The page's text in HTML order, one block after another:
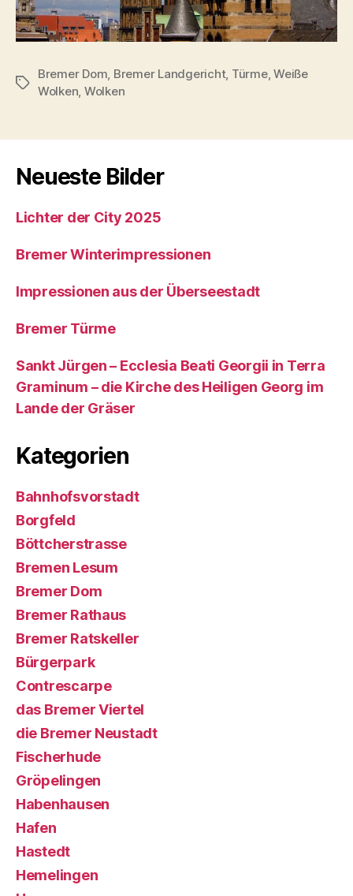
Schlagwörter
Bremer Dom Bremer Landgericht, Türme,Weiße
Wolken Wolken
Neueste Bilder
Lichter der City 2025
Bremer Winterimpressionen
Impressionen aus der Überseestadt
Bremer Türme
Sankt Jürgen – Ecclesia Beati Georgii in Terra
Graminum – die Kirche des Heiligen Georg im
Lande der Gräser
Kategorien
Bahnhofsvorstadt
Borgfeld
Böttcherstrasse
Bremen Lesum
Bremer Dom
Bremer Rathaus
Bremer Ratskeller
Bürgerpark
Contrescarpe
das Bremer Viertel
die Bremer Neustadt
Fischerhude
Gröpelingen
Habenhausen
Hafen
Hastedt
Hemelingen